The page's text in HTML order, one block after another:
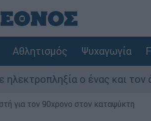
Αθλητισμός Ψυχαγωγία
ο ένας και τον άφησαν
για τον 90χρονο στον καταψύκτη